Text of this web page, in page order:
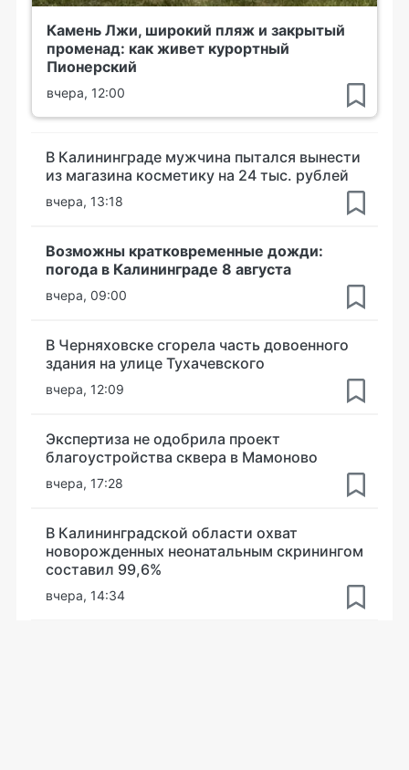
Камень Лжи, широкий пляж и закрытый
променад: как живет курортный
Пионерский
вчера, 12:00
В Калининграде мужчина пытался вынести
из магазина косметику на 24 тыс. рублей
вчера, 13:18
Возможны кратковременные дожди:
погода в Калининграде 8 августа
вчера, 09:00
В Черняховске сгорела часть довоенного
здания на улице Тухачевского
вчера, 12:09
Экспертиза не одобрила проект
благоустройства сквера в Мамоново
вчера, 17:28
В Калининградской области охват
новорожденных неонатальным скринингом
составил 99,6%
вчера, 14:34